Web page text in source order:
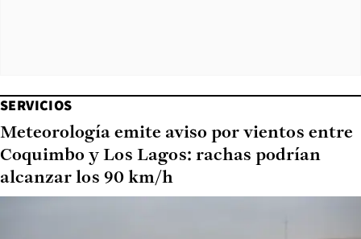
SERVICIOS
Meteorología emite aviso por vientos entre
Coquimbo y Los Lagos: rachas podrían
alcanzar los 90 km/h